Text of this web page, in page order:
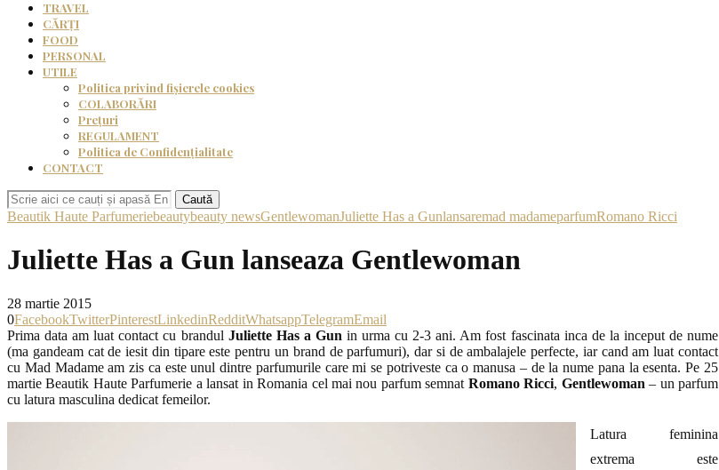
TRAVEL
CĂRȚI
FOOD
PERSONAL
UTILE
Politica privind fișierele cookies
COLABORĂRI
Prețuri
REGULAMENT
Politica de Confidențialitate
CONTACT
Caută
Beautik Haute Parfumeriebeautybeauty newsGentlewomanJuliette Has a Gunlansaremad madameparfumRomano Ricci
Juliette Has a Gun lanseaza Gentlewoman
28 martie 2015
0FacebookTwitterPinterestLinkedinRedditWhatsappTelegramEmail
Prima data am luat contact cu brandul Juliette Has a Gun in urma cu 2-3 ani. Am fost fascinata inca de la inceput de nume
(ma gandeam cat de iesit din tipare este pentru un brand de parfumuri), dar si de ambalajele perfecte, iar cand am luat contact
cu Mad Madame am zis ca este unul dintre parfumurile care mi se potriveste ca o manusa – de la nume pana la esenta. Pe 25
martie Beautik Haute Parfumerie a lansat in Romania cel mai nou parfum semnat Romano Ricci, Gentlewoman – un parfum
cu latura masculina dedicat femeilor.
Latura feminina
extrema este